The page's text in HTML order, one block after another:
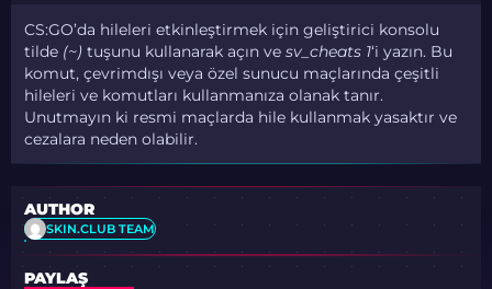
CS:GO’da hileleri etkinleştirmek için geliştirici konsolu
tilde (~) tuşunu kullanarak açın vesv_cheats 1‘i yazın. Bu
komut, çevrimdışı veya özel sunucu maçlarında çeşitli
hileleri ve komutları kullanmanıza olanak tanır.
Unutmayın ki resmi maçlarda hile kullanmak yasaktır ve
cezalara neden olabilir.
AUTHOR
SKIN.CLUB TEAM
PAYLAŞ